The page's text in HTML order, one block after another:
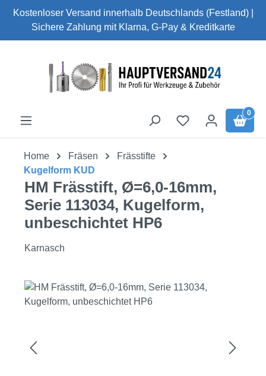
Zum Hauptinhalt springen
Kostenloser Versand innerhalb Deutschlands (Festland) |
Sichere Zahlung mit Klarna, G-Pay & Kreditkarte
0
Home Fräsen
Frässtifte
Kugelform KUD
HM Frässtift, Ø=6,0-16mm,
Serie 113034, Kugelform,
unbeschichtet HP6
Karnasch
Bildergalerie überspringen